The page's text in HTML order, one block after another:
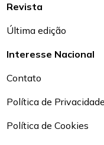
Revista
Última edição
Interesse Nacional
Contato
Política de Privacidade
Política de Cookies